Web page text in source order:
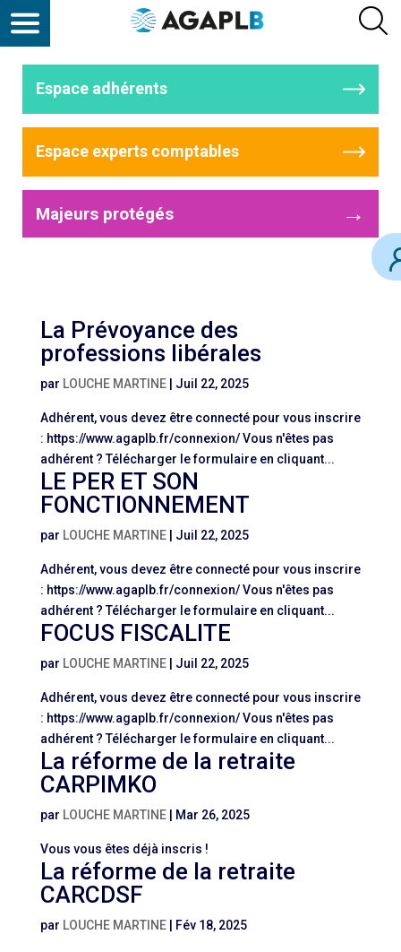
Espace adhérents
Espace experts comptables
Majeurs protégés →
La Prévoyance des
professions libérales
par LOUCHE MARTINE| Juil 22, 2025
Adhérent, vous devez être connecté pour vous inscrire
: https://www.agaplb.fr/connexion/ Vous n'êtes pas
adhérent ? Télécharger le formulaire en cliquant...
LE PER ET SON
FONCTIONNEMENT
par LOUCHE MARTINE| Juil 22, 2025
Adhérent, vous devez être connecté pour vous inscrire
: https://www.agaplb.fr/connexion/ Vous n'êtes pas
adhérent ? Télécharger le formulaire en cliquant...
FOCUS FISCALITE
par LOUCHE MARTINE| Juil 22, 2025
Adhérent, vous devez être connecté pour vous inscrire
: https://www.agaplb.fr/connexion/ Vous n'êtes pas
adhérent ? Télécharger le formulaire en cliquant...
La réforme de la retraite
CARPIMKO
par LOUCHE MARTINE| Mar 26, 2025
Vous vous êtes déjà inscris !
La réforme de la retraite
CARCDSF
par LOUCHE MARTINE| Fév 18, 2025